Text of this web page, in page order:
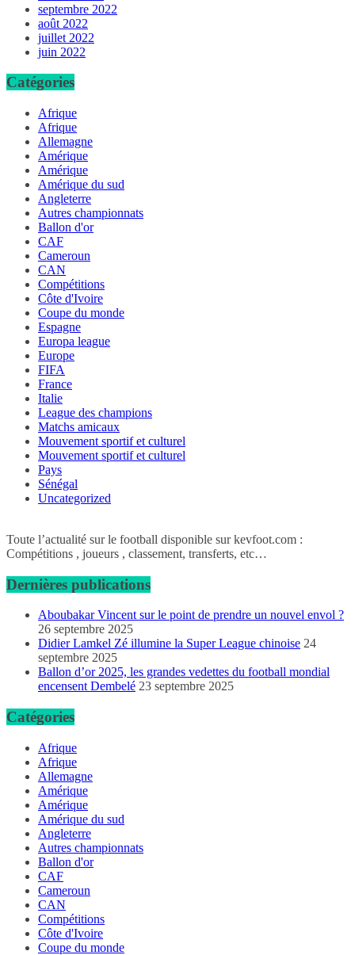
septembre 2022
août 2022
juillet 2022
juin 2022
Catégories
Afrique
Afrique
Allemagne
Amérique
Amérique
Amérique du sud
Angleterre
Autres championnats
Ballon d'or
CAF
Cameroun
CAN
Compétitions
Côte d'Ivoire
Coupe du monde
Espagne
Europa league
Europe
FIFA
France
Italie
League des champions
Matchs amicaux
Mouvement sportif et culturel
Mouvement sportif et culturel
Pays
Sénégal
Uncategorized
Toute l’actualité sur le football disponible sur kevfoot.com :
Compétitions , joueurs , classement, transferts, etc…
Dernières publications
Aboubakar Vincent sur le point de prendre un nouvel envol ?
26 septembre 2025
Didier Lamkel Zé illumine la Super League chinoise 24
septembre 2025
Ballon d’or 2025, les grandes vedettes du football mondial
encensent Dembelé 23 septembre 2025
Catégories
Afrique
Afrique
Allemagne
Amérique
Amérique
Amérique du sud
Angleterre
Autres championnats
Ballon d'or
CAF
Cameroun
CAN
Compétitions
Côte d'Ivoire
Coupe du monde